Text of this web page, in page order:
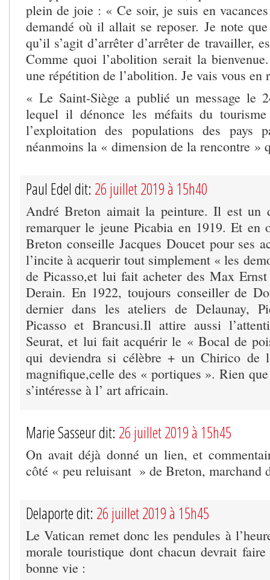
plein de joie : « Ce soir, je suis en
demandé où il allait se reposer. Je note
qu’il s’agit d’arrêter d’arrêter de travailler,
Comme quoi l’abolition serait la
une répétition de l’abolition. Je vais vous en
« Le Saint-Siège a publié un message le
lequel il dénonce les méfaits du
l’exploitation des populations des pays
néanmoins la « dimension de la rencontre »
Paul Edel dit: 26 juillet 2019 à 15h40
André Breton aimait la peinture. Il est un
remarquer le jeune Picabia en 1919. Et en
Breton conseille Jacques Doucet pour ses
l’incite à acquerir tout simplement « les
de Picasso,et lui fait acheter des Max
Derain. En 1922, toujours conseiller de
dernier dans les ateliers de Delaunay,
Picasso et Brancusi.Il attire aussi
Seurat, et lui fait acquérir le « Bocal de
qui deviendra si célèbre + un Chirico de
magnifique,celle des « portiques ». Rien
s’intéresse à l’ art africain.
Marie Sasseur dit: 26 juillet 2019 à 15h45
On avait déjà donné un lien, et
côté « peu reluisant » de Breton, marchand
Delaporte dit: 26 juillet 2019 à 15h45
Le Vatican remet donc les pendules à
morale touristique dont chacun devrait
bonne vie :